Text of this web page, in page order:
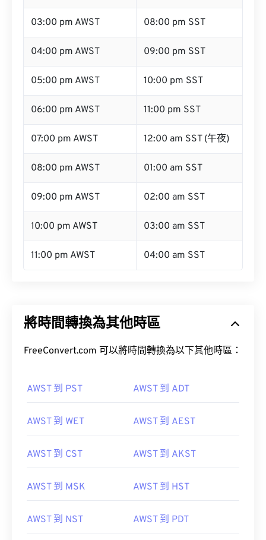
03:00 pm AWST 08:00 pm SST
04:00 pm AWST 09:00 pm SST
05:00 pm AWST 10:00 pm SST
06:00 pm AWST 11:00 pm SST
07:00 pm AWST 12:00 am SST (午夜)
08:00 pm AWST 01:00 am SST
09:00 pm AWST 02:00 am SST
10:00 pm AWST 03:00 am SST
11:00 pm AWST 04:00 am SST
將時間轉換為其他時區
FreeConvert.com 可以將時間轉換為以下其他時區：
AWST 到 PST AWST 到 ADT
AWST 到 WET AWST 到 AEST
AWST 到 CST AWST 到 AKST
AWST 到 MSK AWST 到 HST
AWST 到 NST AWST 到 PDT